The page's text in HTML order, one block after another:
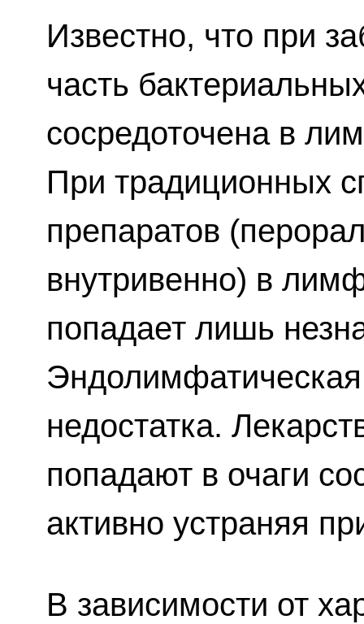
Известно, что при
часть
сосредоточена в
При традиционных
препаратов
внутривенно) в
попадает лишь
Эндолимфатическая
недостатка.
попадают в очаги
активно устраняя
В зависимости от